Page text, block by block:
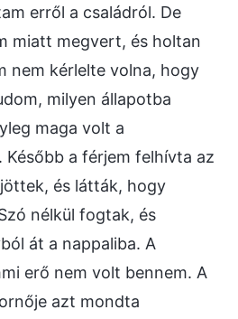
erről a családról. De
miatt megvert, és holtan
nem kérlelte volna, hogy
milyen állapotba
maga volt a
a férjem felhívta az
és látták, hogy
nélkül fogtak, és
át a nappaliba. A
erő nem volt bennem. A
azt mondta